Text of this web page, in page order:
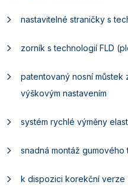
nastavitelné straničky s
zorník s technologií FLD
patentovaný nosní můstek
výškovým nastavením
systém rychlé výměny
snadná montáž gumového
k dispozici korekční verze